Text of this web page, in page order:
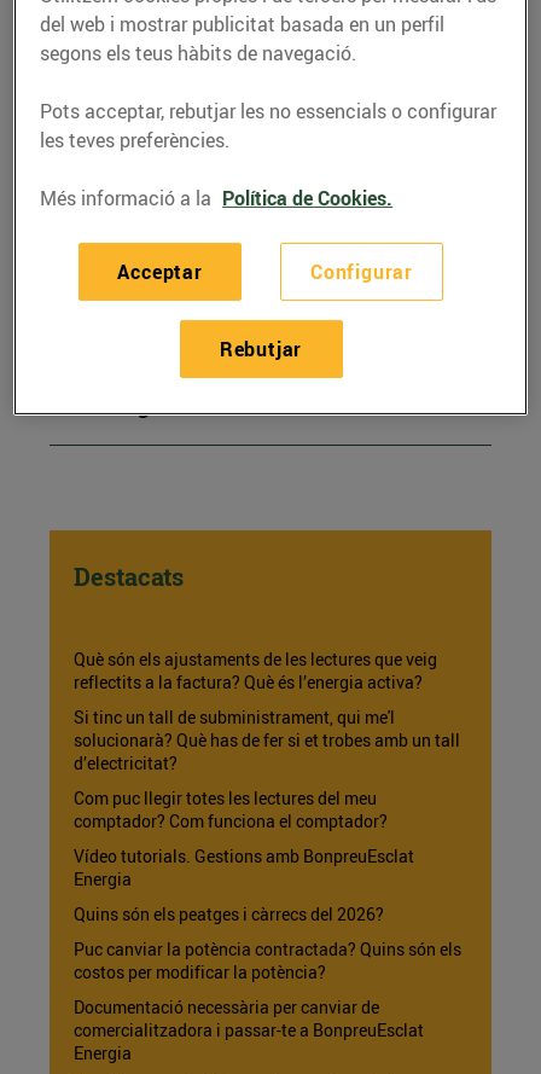
Energia
Gestions amb BonpreuEsclat
L'energia verda
Destacats
Què són els ajustaments de les lectures que veig
reflectits a la factura? Què és l’energia activa?
Si tinc un tall de subministrament, qui me'l
solucionarà? Què has de fer si et trobes amb un tall
d’electricitat?
Com puc llegir totes les lectures del meu
comptador? Com funciona el comptador?
Vídeo tutorials. Gestions amb BonpreuEsclat
Energia
Quins són els peatges i càrrecs del 2026?
Puc canviar la potència contractada? Quins són els
costos per modificar la potència?
Documentació necessària per canviar de
comercialitzadora i passar-te a BonpreuEsclat
Energia
del web i mostrar publicitat basada en un perfil
segons els teus hàbits de navegació.
Pots acceptar, rebutjar les no essencials o configurar
les teves preferències.
Més informació a la Política de Cookies.
Configurar
Rebutjar
Acceptar